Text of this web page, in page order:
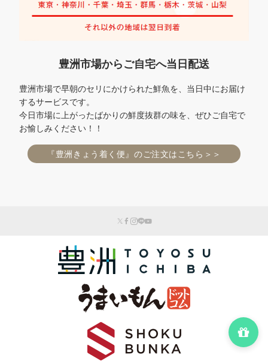
豊洲市場からご自宅へ当日配送
豊洲市場で早朝のセリにかけられた鮮魚を、当日中にお届け
するサービスです。
今日市場に上がったばかりの鮮度抜群の味を、ぜひご自宅で
お愉しみください！！
『豊洲きょう着く便』のご注文はこちら＞＞